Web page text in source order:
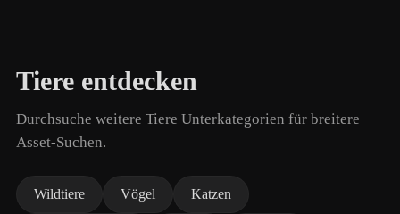
Tiere entdecken
Durchsuche weitere Tiere Unterkategorien für breitere
Asset-Suchen.
Wildtiere Vögel Katzen